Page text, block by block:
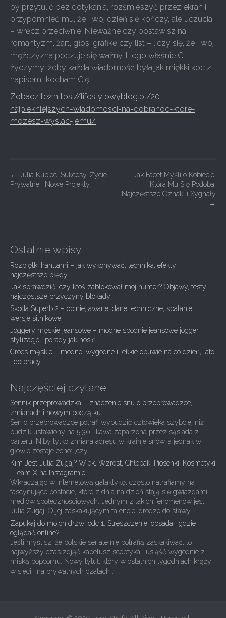
by przytulić bez dotykania, rozśmieszyć przez ekran i
przypomnieć mu, że Twój dzień się kończy, ale uczucia
– wręcz przeciwnie. Nieważne czy postawisz na
romantyzm, żart, głos, grafikę czy list – liczy się, że Twój
mężczyzna poczuje się ważny. I tego właśnie Ci
życzymy: żeby każda wiadomość była jak miękki koc z
napisem „kocham Cię”.
Zobacz też:https://lifestylowyblog.pl/20-
najpiekniejszych-wiadomosci-na-dobranoc-ktore-
mozesz-wyslac-jemu/
P
o
a
v
i
g
a
t
i
o
n
←
Julia Kupiec: Sukcesy, Życie
Prywatne i Nowe Projekty
Jak Facet Myśli o Kobiecie,
Która Mu Się Podoba:
Najczęstsze Oznaki i Sygnały
→
Ostatnie wpisy
Rozpiętki hantlami – jak wykonywać, technika, efekty i
najczęstsze błędy
Jak sprawdzić, czy ktoś zablokował mój numer? Objawy, testy i
najczęstsze przyczyny blokady
Skoda Superb 2 – opinie, awarie, dane techniczne, spalanie i
wersje silnikowe
Joggery męskie jeansowe – modne spodnie jeansowe jogger,
stylizacje i porady jak nosić
Crocs męskie – modne, wygodne i lekkie obuwie na co dzień, lato
i do pracy
Najczęściej czytane
Sennik przeprowadzka – znaczenie snu o przeprowadzce,
zmianach i nowym początku
Sen o przeprowadzce potrafi wybudzić człowieka szybciej niż
budzik ustawiony na 5:30 i kawa zaparzona przez sąsiada z
parteru. Niby tylko zmiana adresu w krainie snów, a jednak w
głowie zostaje echo: „czy …
Kim Jest Julia Żugaj? Wiek, Wzrost, Chłopak, Piosenki, Kosmetyki
i Team X na Instagramie
Wkraczając w Internetową galaktykę, często natrafiamy na
fascynujące postacie, które z dnia na dzień stają się gwiazdami
mediów społecznościowych. Jednym z takich fenomenów jest
Julia Żugaj. O jej zaskakującym talencie, drodze do sławy, …
Zapukaj do moich drzwi odc 1: Streszczenie, obsada i gdzie
oglądać online?
Jeśli myślisz, że polskie seriale nie potrafią zaskakiwać, to
najwyższy czas zdjąć kapelusz sceptyka i usiąść wygodnie z
miską popcornu. Nowy tytuł, który w ostatnich tygodniach krąży
w sieci i na prywatnych czatach …